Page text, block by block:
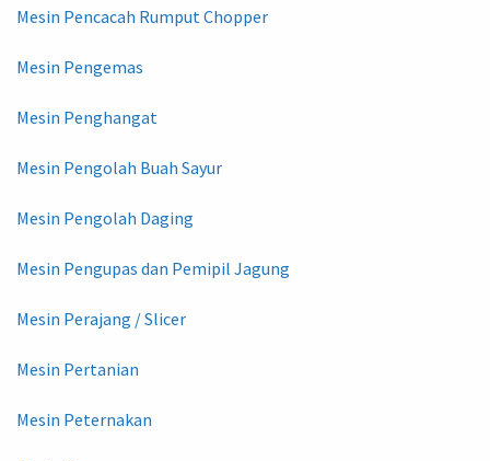
Mesin Pencacah Rumput Chopper
Mesin Pengemas
Mesin Penghangat
Mesin Pengolah Buah Sayur
Mesin Pengolah Daging
Mesin Pengupas dan Pemipil Jagung
Mesin Perajang / Slicer
Mesin Pertanian
Mesin Peternakan